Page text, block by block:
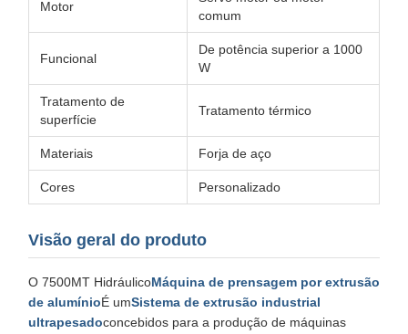
Motor
comum
Funcional
De potência superior a 1000
W
Tratamento de
superfície
Tratamento térmico
Materiais Forja de aço
Cores Personalizado
Visão geral do produto
O 7500MT HidráulicoMáquina de prensagem por extrusão
de alumínioÉ umSistema de extrusão industrial
ultrapesadoconcebidos para a produção de máquinas